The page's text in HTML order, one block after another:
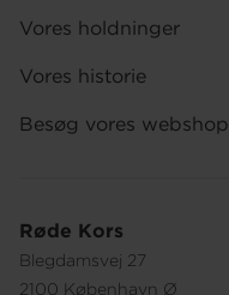
Røde Kors
Blegdamsvej 27
2100 København Ø
Vores holdninger
Vores historie
Besøg vores webshop